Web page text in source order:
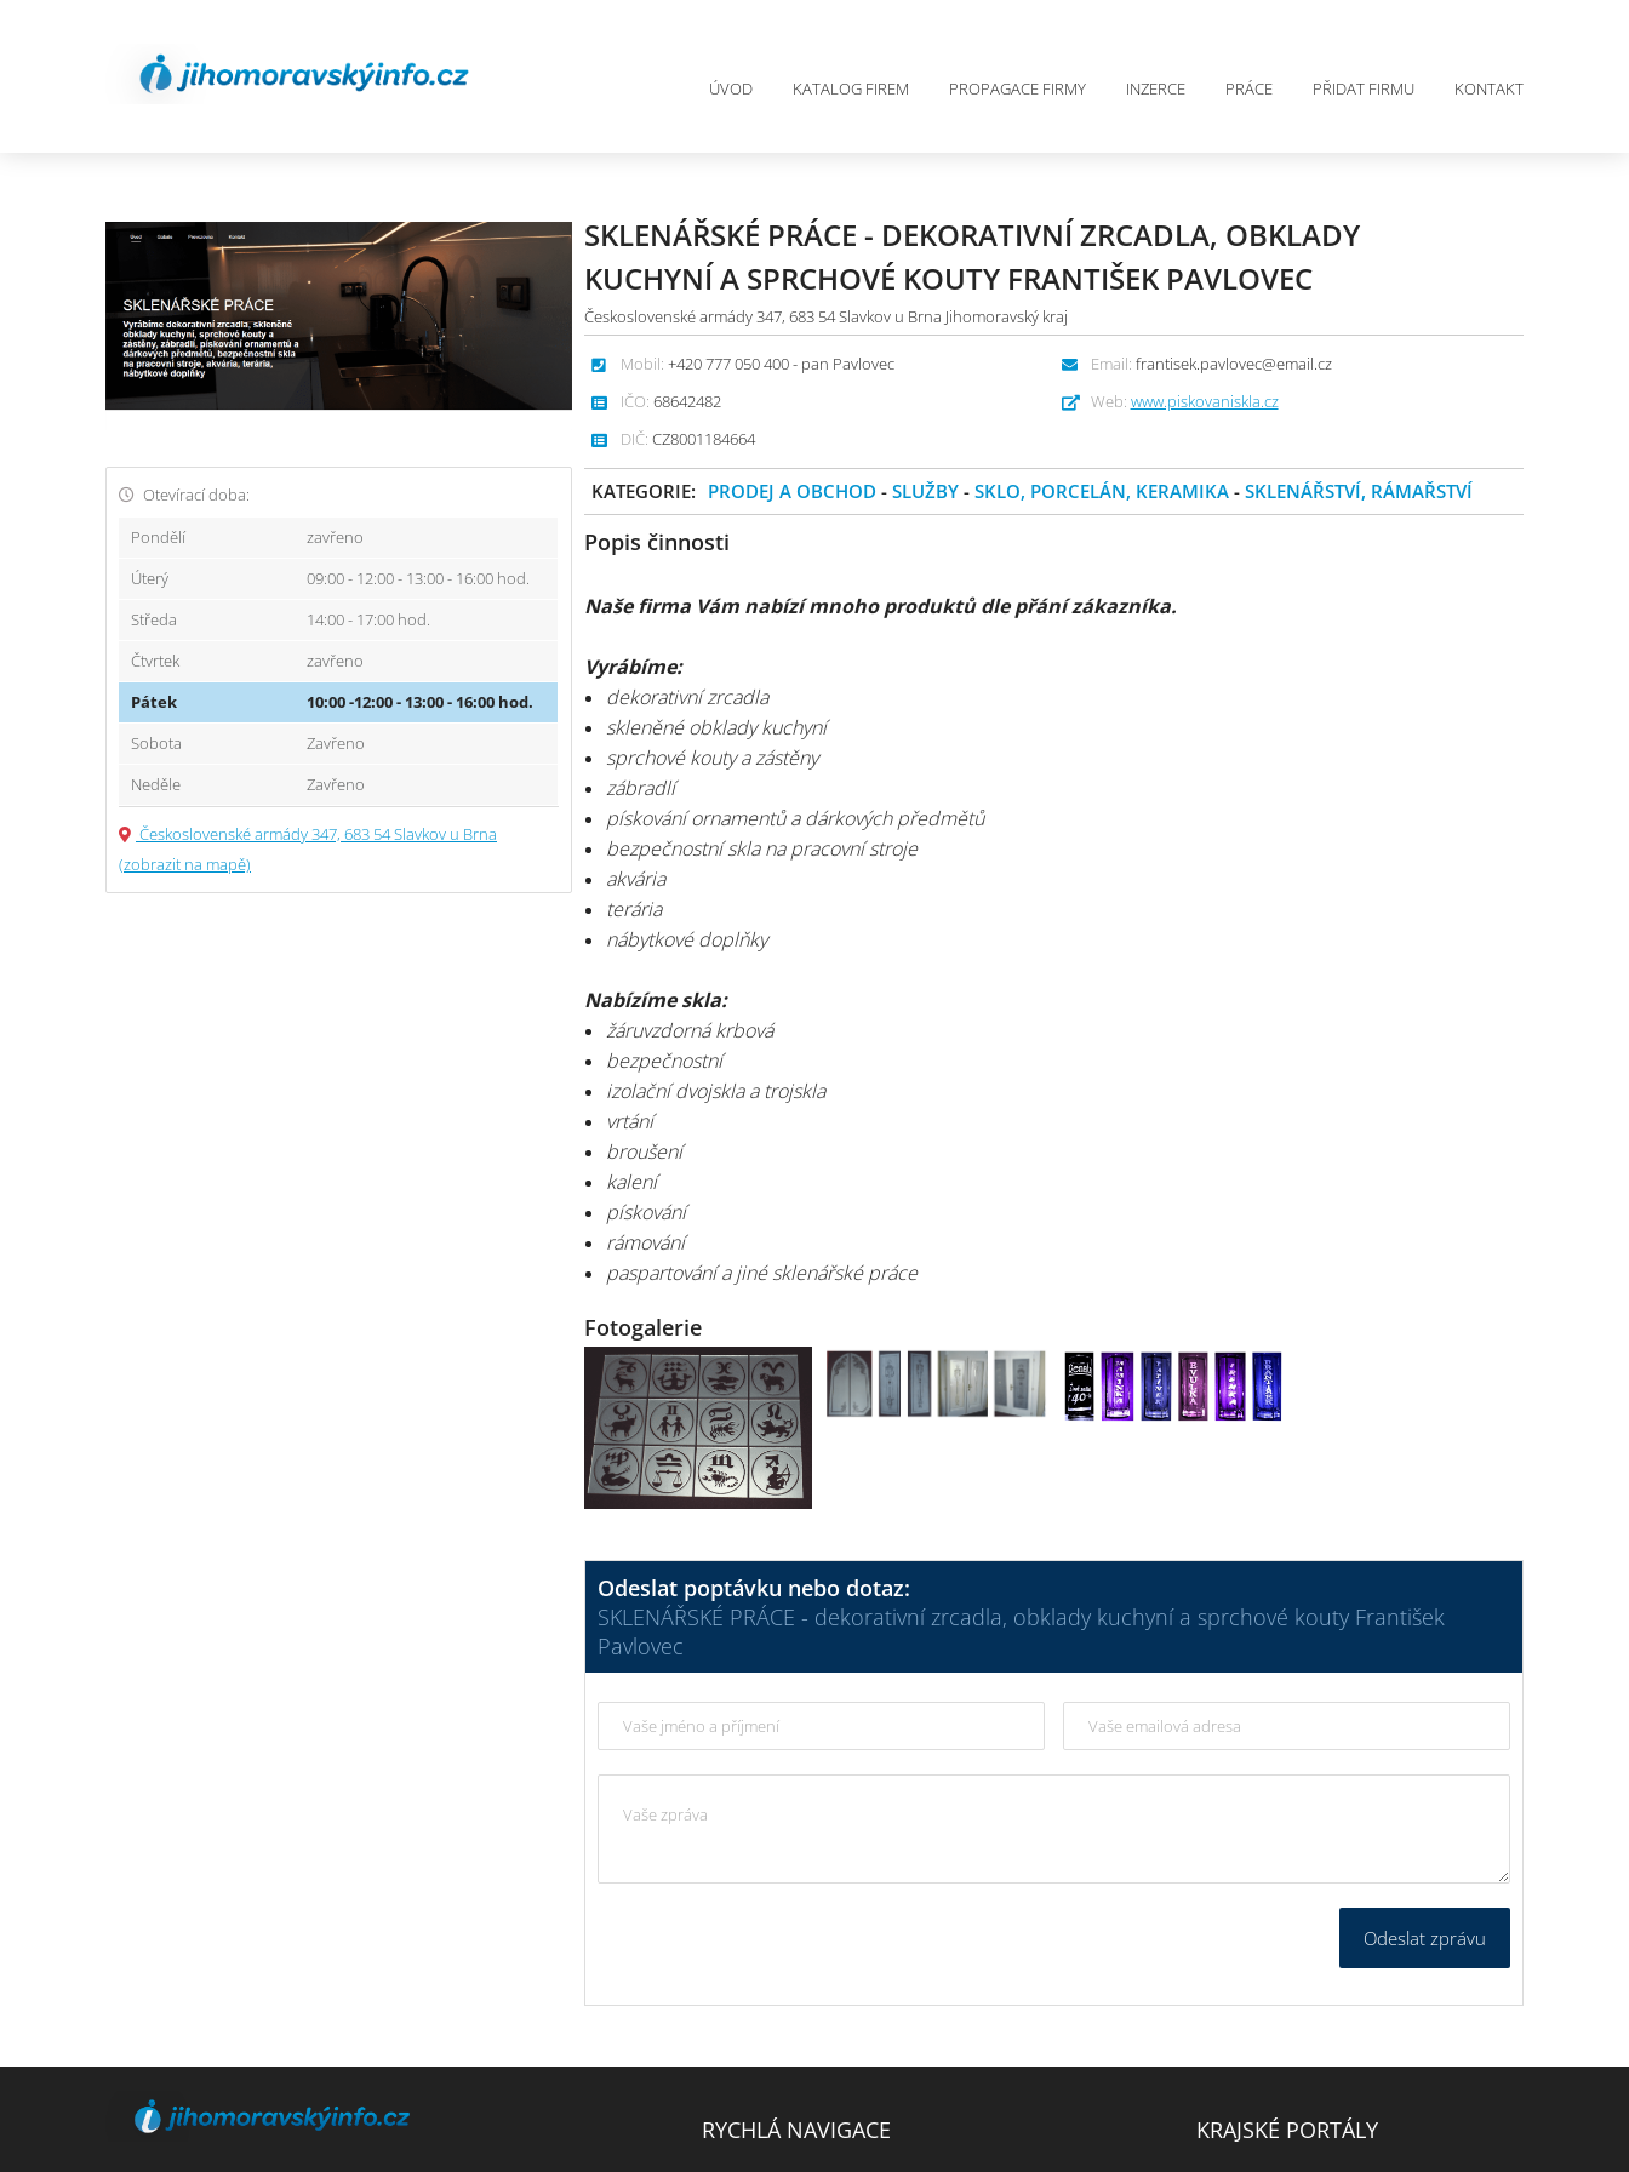
ÚVOD KATALOG FIREM PROPAGACE FIRMY INZERCE PRÁCE PŘIDAT FIRMU KONTAKT
SKLENÁŘSKÉ PRÁCE - DEKORATIVNÍ ZRCADLA, OBKLADY
KUCHYNÍ A SPRCHOVÉ KOUTY FRANTIŠEK PAVLOVEC
Československé armády 347, 683 54 Slavkov u Brna Jihomoravský kraj
Mobil: +420 777 050 400 - pan Pavlovec
IČO: 68642482
DIČ: CZ8001184664
Email: frantisek.pavlovec@email.cz
Web: www.piskovaniskla.cz
KATEGORIE: PRODEJ A OBCHOD -SLUŽBY -SKLO, PORCELÁN, KERAMIKA -SKLENÁŘSTVÍ, RÁMAŘSTVÍ
Popis činnosti
Naše firma Vám nabízí mnoho produktů dle přání zákazníka.
Vyrábíme:
dekorativní zrcadla
skleněné obklady kuchyní
sprchové kouty a zástěny
zábradlí
pískování ornamentů a dárkových předmětů
bezpečnostní skla na pracovní stroje
akvária
terária
nábytkové doplňky
Nabízíme skla:
žáruvzdorná krbová
bezpečnostní
izolační dvojskla a trojskla
vrtání
broušení
kalení
pískování
rámování
paspartování a jiné sklenářské práce
Fotogalerie
Odeslat poptávku nebo dotaz:
SKLENÁŘSKÉ PRÁCE - dekorativní zrcadla, obklady kuchyní a sprchové kouty František
Pavlovec
Odeslat zprávu
Otevírací doba:
Pondělí
zavřeno
Úterý
09:00 - 12:00 - 13:00 - 16:00 hod.
Středa
14:00 - 17:00 hod.
Čtvrtek
zavřeno
Pátek
10:00 -12:00 - 13:00 - 16:00 hod.
Sobota
Zavřeno
Neděle
Zavřeno
Československé armády 347, 683 54 Slavkov u Brna
(zobrazit na mapě)
RYCHLÁ NAVIGACE KRAJSKÉ PORTÁLY